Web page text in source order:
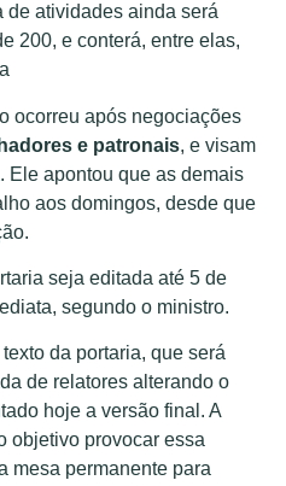
de atividades ainda será
200, e conterá, entre elas,
ocorreu após negociações
e patronais, e visam
Ele apontou que as demais
aos domingos, desde que
seja editada até 5 de
segundo o ministro.
da portaria, que será
de relatores alterando o
hoje a versão final. A
objetivo provocar essa
mesa permanente para